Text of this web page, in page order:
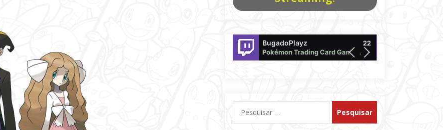
BugadoPlayz
Pokémon Trading Card Game Live
22
por: